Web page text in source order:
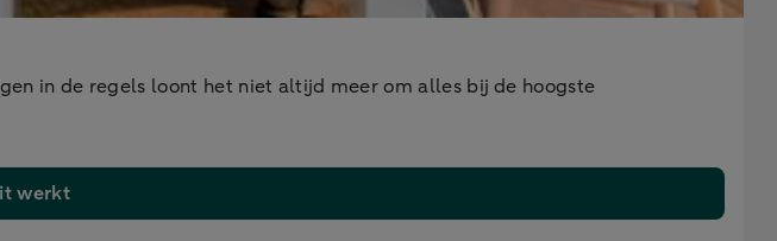
in de regels loont het niet altijd meer om alles bij de hoogste
werkt